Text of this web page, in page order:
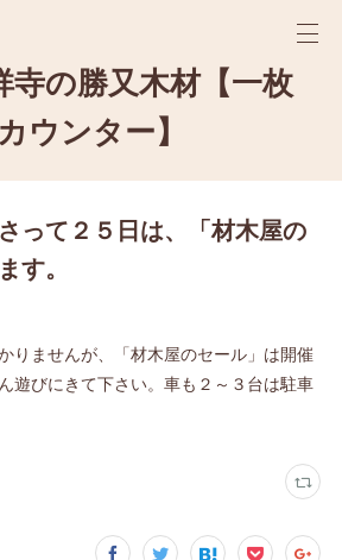
寺の勝又木材【一枚
ウンター】
って２５日は、「材木屋の
す。
りませんが、「材木屋のセール」は開催
遊びにきて下さい。車も２～３台は駐車